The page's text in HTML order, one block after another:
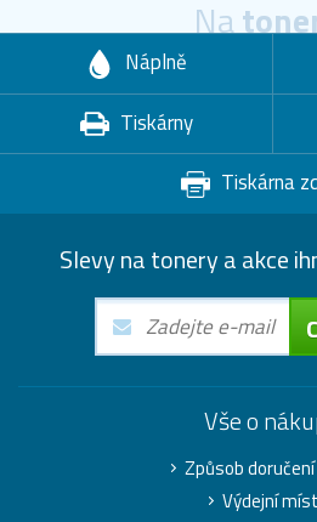
Na
Náplně
Tiskárny
Tiskárna
Slevy na tonery a akce
Vše o
Způsob
Výdejní